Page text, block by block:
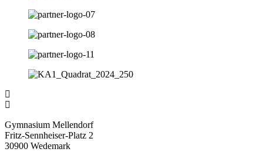
Gymnasium Mellendorf
Fritz-Sennheiser-Platz 2
30900 Wedemark